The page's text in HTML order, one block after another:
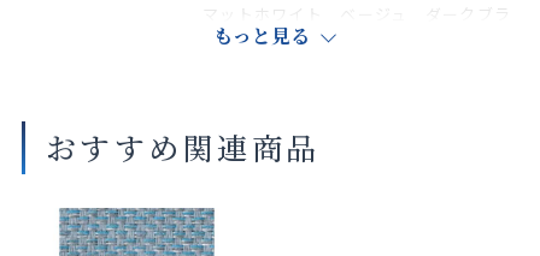
マットホワイト ベージュ ダークブラ
ウン ブラック ホワイト（木調）
プ 木調ウェイト
ン〉
ホワイト（木調） ナチュラルブラウ
もっと見る
おすすめ関連商品